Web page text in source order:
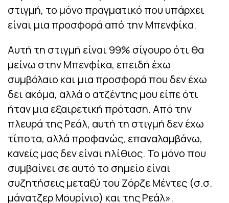
στιγμή, το μόνο πραγματικό που υπάρχει
είναι μια προσφορά από την Μπενφίκα.
Αυτή τη στιγμή είναι 99% σίγουρο ότι θα
μείνω στην Μπενφίκα, επειδή έχω
συμβόλαιο και μια προσφορά που δεν έχω
δει ακόμα, αλλά ο ατζέντης μου είπε ότι
ήταν μια εξαιρετική πρόταση. Από την
πλευρά της Ρεάλ, αυτή τη στιγμή δεν έχω
τίποτα, αλλά προφανώς, επαναλαμβάνω,
κανείς μας δεν είναι ηλίθιος. Το μόνο που
συμβαίνει σε αυτό το σημείο είναι
συζητήσεις μεταξύ του Ζόρζε Μέντες (σ.σ.
μάνατζερ Μουρίνιο) και της Ρεάλ».